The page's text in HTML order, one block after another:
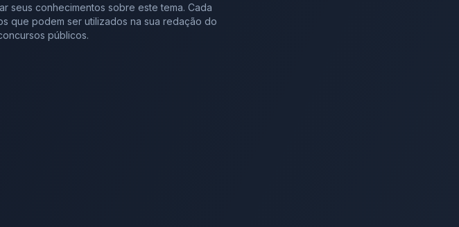
seus conhecimentos sobre este tema. Cada
que podem ser utilizados na sua redação do
públicos.